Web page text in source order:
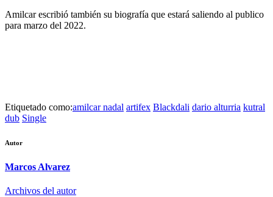
Amilcar escribió también su biografía que estará saliendo al publico
para marzo del 2022.
Etiquetado como:amilcar nadal artifex Blackdali dario alturria kutral
dub Single
Autor
Marcos Alvarez
Archivos del autor